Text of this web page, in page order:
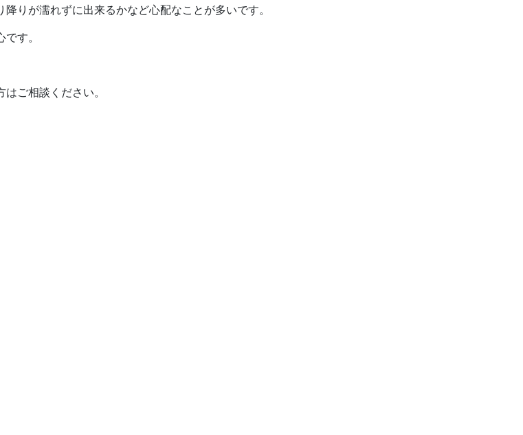
りが濡れずに出来るかなど心配なことが多いです。
す。
ご相談ください。